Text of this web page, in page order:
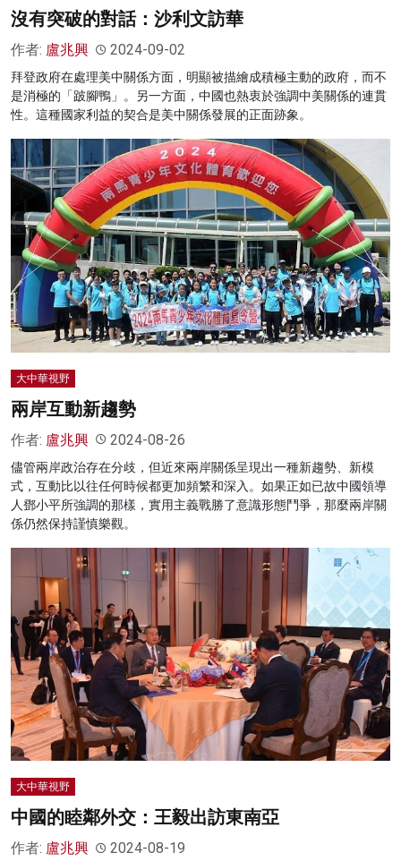
沒有突破的對話：沙利文訪華
作者: 盧兆興 2024-09-02
拜登政府在處理美中關係方面，明顯被描繪成積極主動的政府，而不
是消極的「跛腳鴨」。另一方面，中國也熱衷於強調中美關係的連貫
性。這種國家利益的契合是美中關係發展的正面跡象。
大中華視野
兩岸互動新趨勢
作者: 盧兆興 2024-08-26
儘管兩岸政治存在分歧，但近來兩岸關係呈現出一種新趨勢、新模
式，互動比以往任何時候都更加頻繁和深入。如果正如已故中國領導
人鄧小平所強調的那樣，實用主義戰勝了意識形態鬥爭，那麼兩岸關
係仍然保持謹慎樂觀。
大中華視野
中國的睦鄰外交：王毅出訪東南亞
作者: 盧兆興 2024-08-19